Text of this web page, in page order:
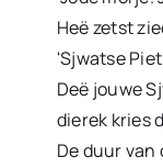
Heë zetst
'Sjwatse
Deë jouwe
dierek kries
De duur van